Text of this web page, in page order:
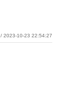
/ 2023-10-23 22:54:27